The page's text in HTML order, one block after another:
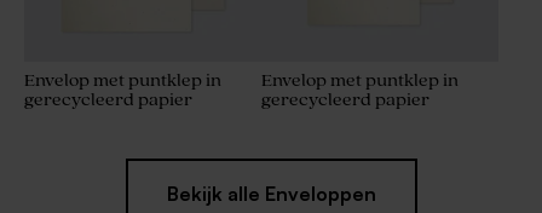
Envelop met puntklep in
gerecycleerd papier
Envelop met puntklep in
gerecycleerd papier
Bekijk alle Enveloppen